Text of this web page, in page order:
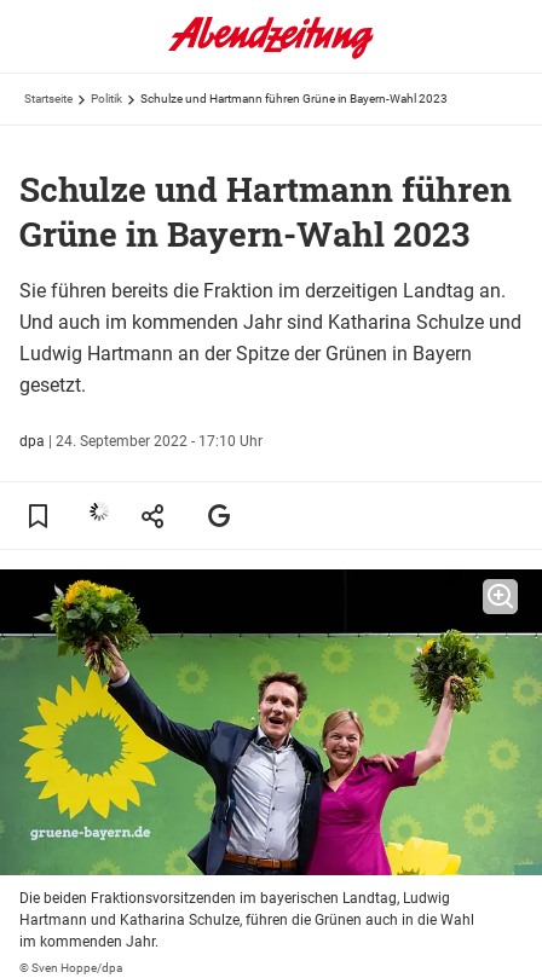
Startseite Politik Schulze und Hartmann führen Grüne in Bayern-Wahl 2023
Schulze und Hartmann führen
Grüne in Bayern-Wahl 2023
Sie führen bereits die Fraktion im derzeitigen Landtag an.
Und auch im kommenden Jahr sind Katharina Schulze und
Ludwig Hartmann an der Spitze der Grünen in Bayern
gesetzt.
dpa | 24. September 2022 - 17:10 Uhr
Die beiden Fraktionsvorsitzenden im bayerischen Landtag, Ludwig
Hartmann und Katharina Schulze, führen die Grünen auch in die Wahl
im kommenden Jahr.
© Sven Hoppe/dpa